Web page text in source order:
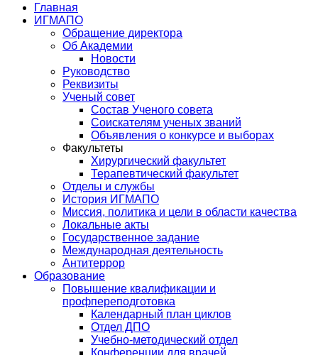
Главная
ИГМАПО
Обращение директора
Об Академии
Новости
Руководство
Реквизиты
Ученый совет
Состав Ученого совета
Соискателям ученых званий
Объявления о конкурсе и выборах
Факультеты
Хирургический факультет
Терапевтический факультет
Отделы и службы
История ИГМАПО
Миссия, политика и цели в области качества
Локальные акты
Государственное задание
Международная деятельность
Антитеррор
Образование
Повышение квалификации и
профпереподготовка
Календарный план циклов
Отдел ДПО
Учебно-методический отдел
Конференции для врачей